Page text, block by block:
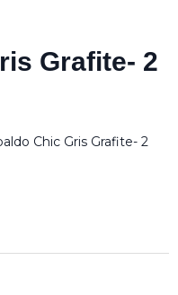
Grafite- 2
Chic Gris Grafite- 2